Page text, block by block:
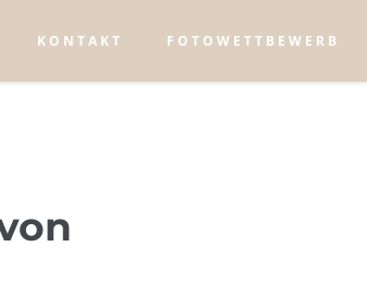
KONTAKT FOTOWETTBEWERB